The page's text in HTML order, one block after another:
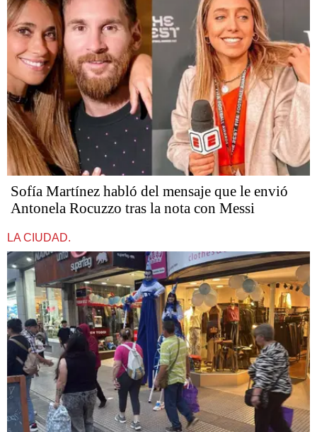
Sofía Martínez habló del mensaje que le envió
Antonela Rocuzzo tras la nota con Messi
LA CIUDAD.